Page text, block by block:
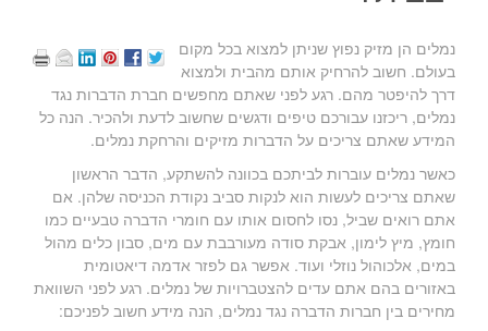
נמלים הן מזיק נפוץ שניתן למצוא בכל מקום
בעולם. חשוב להרחיק אותם מהבית ולמצוא
דרך להיפטר מהם. רגע לפני שאתם מחפשים חברת הדברות נגד
נמלים, ריכזנו עבורכם טיפים ודגשים שחשוב לדעת ולהכיר. הנה כל
המידע שאתם צריכים על הדברות מזיקים והרחקת נמלים.
כאשר נמלים עוברות לביתכם בכוונה להשתקע, הדבר הראשון
שאתם צריכים לעשות הוא לנקות סביב נקודת הכניסה שלהן. אם
אתם רואים שביל, נסו לחסום אותו עם חומרי הדברה טבעיים כמו
חומץ, מיץ לימון, אבקת סודה מעורבבת עם מים, סבון כלים מהול
במים, אלכוהול נוזלי ועוד. אפשר גם לפזר אדמה דיאטומית
באזורים בהם אתם עדים להצטברויות של נמלים. רגע לפני השוואת
מחירים בין חברות הדברה נגד נמלים, הנה מידע חשוב לפניכם: